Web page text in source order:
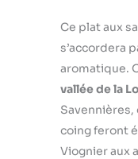
Ce plat aux
s’accordera
aromatique.
vallée de la
coing feront
Viognier aux